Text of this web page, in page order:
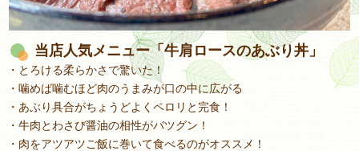
当店人気メニュー「牛肩ロースのあぶり丼」
・とろける柔らかさで驚いた！
・噛めば噛むほど肉のうまみが口の中に広がる
・あぶり具合がちょうどよくペロリと完食！
・牛肉とわさび醤油の相性がバツグン！
・肉をアツアツご飯に巻いて食べるのがオススメ！